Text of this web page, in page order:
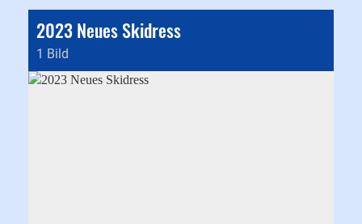
2023 Neues Skidress
1 Bild